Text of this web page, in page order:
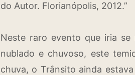
do Autor. Florianópolis, 2012.”
Neste raro evento que iria
nublado e chuvoso, este
chuva, o Trânsito ainda